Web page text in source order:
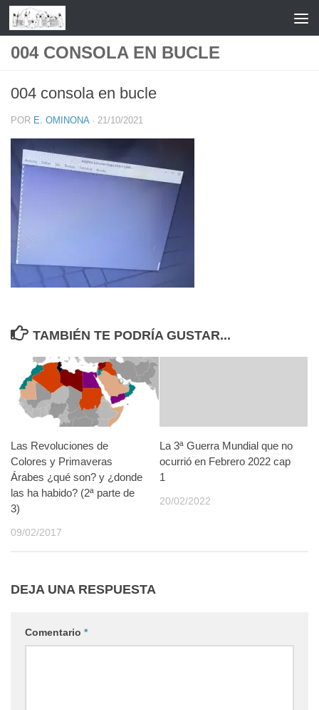
Saltar al contenido
004 CONSOLA EN BUCLE
004 consola en bucle
POR E. OMINONA · 21/10/2021
TAMBIÉN TE PODRÍA GUSTAR...
Las Revoluciones de
Colores y Primaveras
Árabes ¿qué son? y ¿donde
las ha habido? (2ª parte de
3)
09/02/2017
La 3ª Guerra Mundial que no
ocurrió en Febrero 2022 cap
1
20/02/2022
DEJA UNA RESPUESTA
Comentario *